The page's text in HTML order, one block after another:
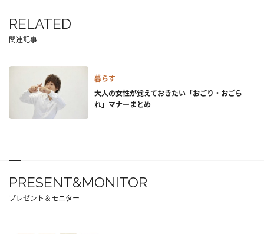
RELATED
関連記事
暮らす
大人の女性が覚えておきたい「おごり・おごら
れ」マナーまとめ
PRESENT&MONITOR
プレゼント＆モニター